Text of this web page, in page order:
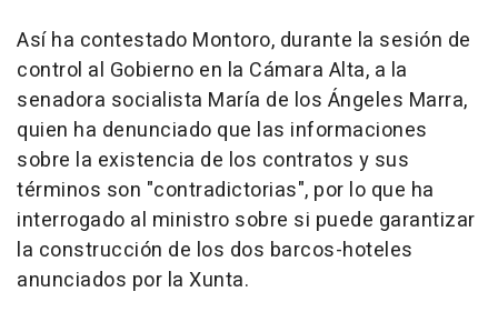
Así ha contestado Montoro, durante la sesión de
control al Gobierno en la Cámara Alta, a la
senadora socialista María de los Ángeles Marra,
quien ha denunciado que las informaciones
sobre la existencia de los contratos y sus
términos son "contradictorias", por lo que ha
interrogado al ministro sobre si puede garantizar
la construcción de los dos barcos-hoteles
anunciados por la Xunta.